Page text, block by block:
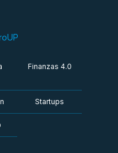
Finanzas 4.0
Startups